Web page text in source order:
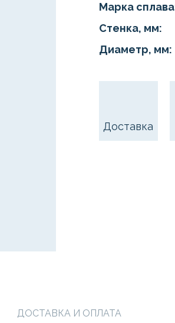
Марка
Стенка, мм:
Диаметр, мм:
Доставка
ДОСТАВКА И ОПЛАТА